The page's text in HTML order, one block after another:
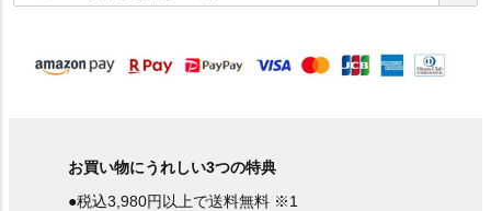
須
お買い物にうれしい3つの特典
●税込3,980円以上で送料無料 ※1